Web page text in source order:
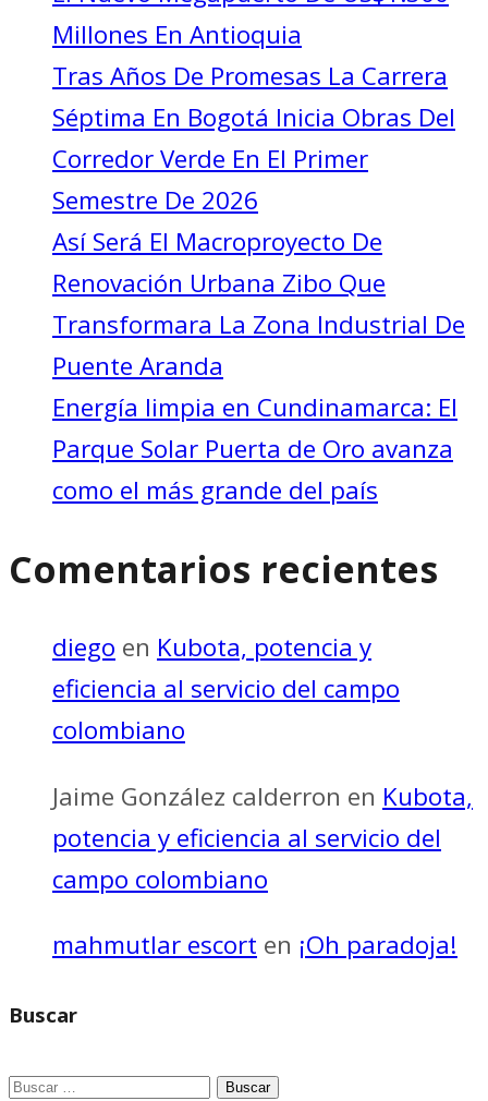
Millones En Antioquia
Tras Años De Promesas La Carrera
Séptima En Bogotá Inicia Obras Del
Corredor Verde En El Primer
Semestre De 2026
Así Será El Macroproyecto De
Renovación Urbana Zibo Que
Transformara La Zona Industrial De
Puente Aranda
Energía limpia en Cundinamarca: El
Parque Solar Puerta de Oro avanza
como el más grande del país
Comentarios recientes
diego en Kubota, potencia y
eficiencia al servicio del campo
colombiano
Jaime González calderron en Kubota,
potencia y eficiencia al servicio del
campo colombiano
mahmutlar escort en ¡Oh paradoja!
Buscar
Buscar: